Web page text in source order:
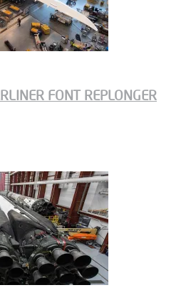
FONT REPLONGER